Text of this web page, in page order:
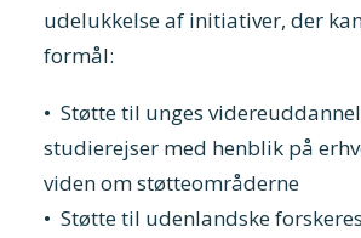
udelukkelse af initiativer, der
formål:
• Støtte til unges
studierejser med henblik på
viden om støtteområderne
• Støtte til udenlandske